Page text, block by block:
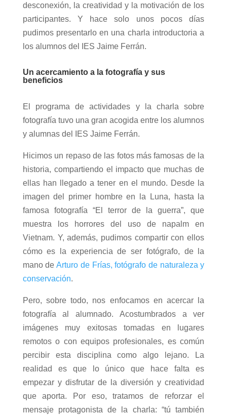
desconexión, la creatividad y la motivación de los
participantes. Y hace solo unos pocos días
pudimos presentarlo en una charla introductoria a
los alumnos del IES Jaime Ferrán.
Un acercamiento a la fotografía y sus
beneficios
El programa de actividades y la charla sobre
fotografía tuvo una gran acogida entre los alumnos
y alumnas del IES Jaime Ferrán.
Hicimos un repaso de las fotos más famosas de la
historia, compartiendo el impacto que muchas de
ellas han llegado a tener en el mundo. Desde la
imagen del primer hombre en la Luna, hasta la
famosa fotografía “El terror de la guerra”, que
muestra los horrores del uso de napalm en
Vietnam. Y, además, pudimos compartir con ellos
cómo es la experiencia de ser fotógrafo, de la
mano deArturo de Frías, fotógrafo de naturaleza y
conservación.
Pero, sobre todo, nos enfocamos en acercar la
fotografía al alumnado. Acostumbrados a ver
imágenes muy exitosas tomadas en lugares
remotos o con equipos profesionales, es común
percibir esta disciplina como algo lejano. La
realidad es que lo único que hace falta es
empezar y disfrutar de la diversión y creatividad
que aporta. Por eso, tratamos de reforzar el
mensaje protagonista de la charla: “tú también